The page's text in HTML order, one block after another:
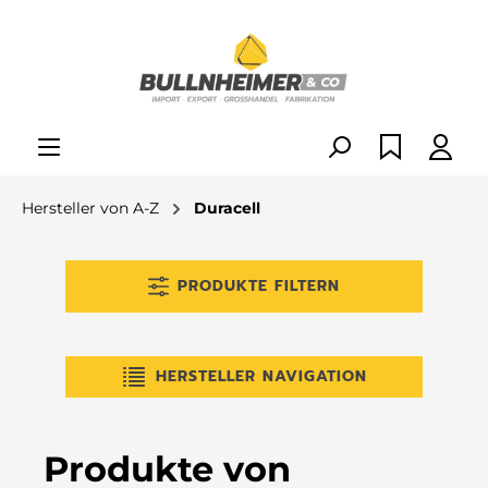
Hersteller von A-Z Duracell
PRODUKTE FILTERN
HERSTELLER NAVIGATION
Produkte von